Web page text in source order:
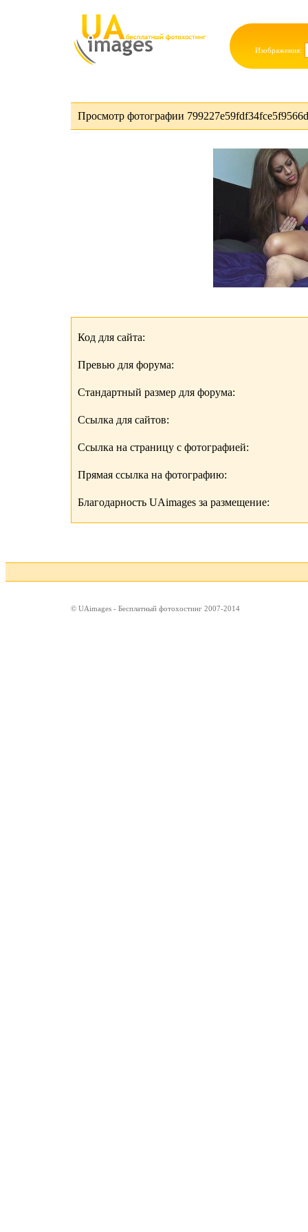
Изображения:
Просмотр фотографии
Код для сайта:
Превью для форума:
Стандартный размер для форума:
Ссылка для сайтов:
Ссылка на страницу с фотографией:
Прямая ссылка на фотографию:
Благодарность UAimages за размещение:
© UAimages - Бесплатный фотохостинг 2007-2014